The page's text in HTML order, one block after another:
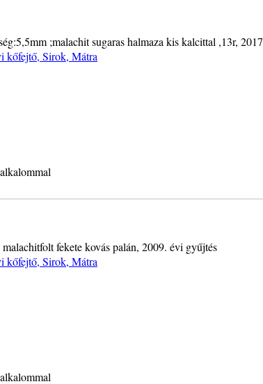
;malachit sugaras halmaza kis kalcittal ,13r, 2017
kőfejtő, Sirok, Mátra
fekete kovás palán, 2009. évi gyűjtés
kőfejtő, Sirok, Mátra